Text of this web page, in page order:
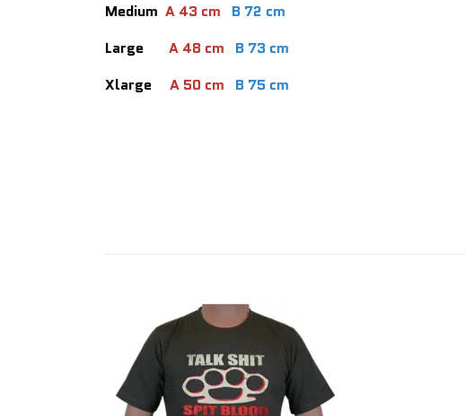
Medium A 43 cm
B 72 cm
Large A 48 cm B 73 cm
Xlarge A 50 cm B 75 cm